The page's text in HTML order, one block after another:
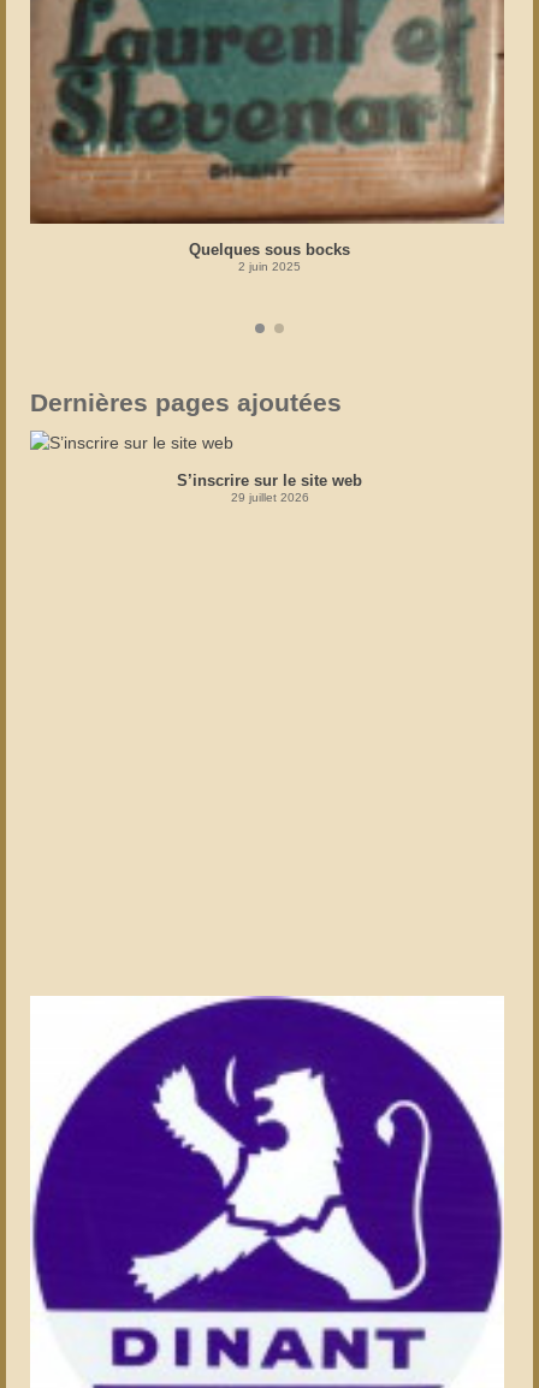
Quelques sous bocks
2 juin 2025
Dernières pages ajoutées
S’inscrire sur le site web
29 juillet 2026